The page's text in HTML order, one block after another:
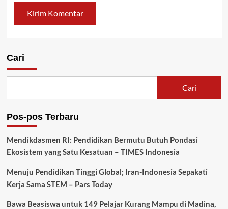
Cari
Cari
Pos-pos Terbaru
Mendikdasmen RI: Pendidikan Bermutu Butuh Pondasi
Ekosistem yang Satu Kesatuan – TIMES Indonesia
Menuju Pendidikan Tinggi Global; Iran-Indonesia Sepakati
Kerja Sama STEM – Pars Today
Bawa Beasiswa untuk 149 Pelajar Kurang Mampu di Madina,